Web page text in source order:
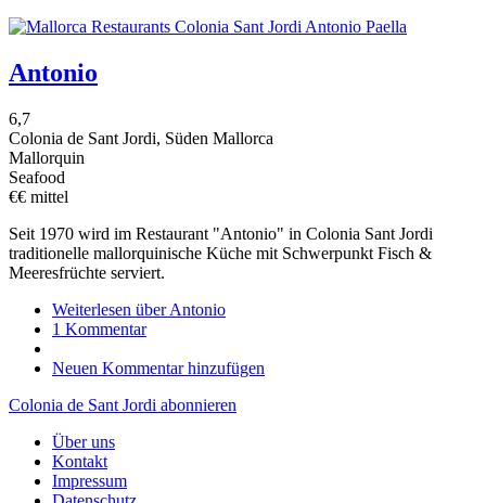
Antonio
6,7
Colonia de Sant Jordi, Süden Mallorca
Mallorquin
Seafood
€€ mittel
Seit 1970 wird im Restaurant "Antonio" in Colonia Sant Jordi
traditionelle mallorquinische Küche mit Schwerpunkt Fisch &
Meeresfrüchte serviert.
Weiterlesen über Antonio
1 Kommentar
Neuen Kommentar hinzufügen
Colonia de Sant Jordi abonnieren
Über uns
Kontakt
Impressum